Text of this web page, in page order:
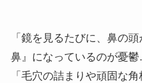
「鏡を見るたびに、鼻の
鼻』になっているのが憂鬱
「毛穴の詰まりや頑固な